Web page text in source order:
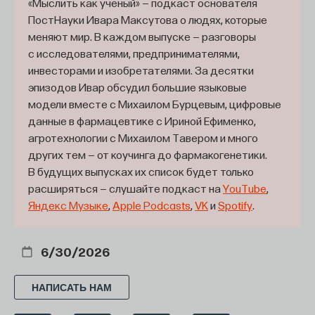
ПостНауки Ивара Максутова о людях, которые
меняют мир. В каждом выпуске — разговоры
с исследователями, предпринимателями,
инвесторами и изобретателями. За десятки
эпизодов Ивар обсудил большие языковые
модели вместе с Михаилом Бурцевым, цифровые
данные в фармацевтике с Ириной Ефименко,
агротехнологии с Михаилом Тавером и много
других тем — от коучинга до фармакогенетики.
В будущих выпусках их список будет только
расширяться — слушайте подкаст на YouTube,
Яндекс Музыке, Apple Podcasts, VKи Spotify.
6/30/2026
НАПИСАТЬ НАМ
и становится контрапунктным голосом автора,
паразитирующего на паразитах, создающего
шум в советском литературном процессе и его
институциях. Когда критики начиная с 1929 года
обвиняли платоновских героев — например, Фому
Пухова из «Сокровенного человека» или
усомнившегося Макара из одноименного
рассказа — в непрозрачной, неоднозначной,
временами мелкобуржуазной идеалистической
или анархо-нигилистской позиции и тут же
«разоблачали» автора, «который не может
литературы», классового врага и вредителя, это
происходило в известной мере соответственно
авторскому самопозиционированию как паразита,